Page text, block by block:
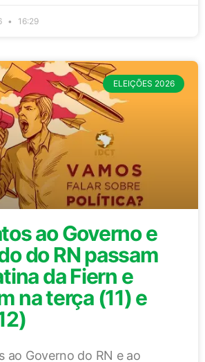
16:29
ELEIÇÕES 2026
ao Governo e
do RN passam
da Fiern e
na terça (11) e
ao Governo do RN e ao